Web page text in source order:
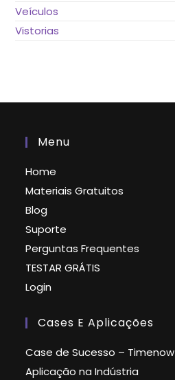
Veículos
Vistorias
Menu
Home
Materiais Gratuitos
Blog
Suporte
Perguntas Frequentes
TESTAR GRÁTIS
Login
Cases E Aplicações
Case de Sucesso – Timenow
Aplicação na Indústria